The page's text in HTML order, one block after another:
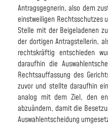
Antragsgegnerin, also dem
einstweiligen Rechtsschutzes
Stelle mit der Beigeladenen
der dortigen Antragstellerin,
rechtskräftig entschieden
daraufhin die
Rechtsauffassung des
zuvor und stellte daraufhin
analog mit dem Ziel, den
abzuändern, damit die
Auswahlentscheidung